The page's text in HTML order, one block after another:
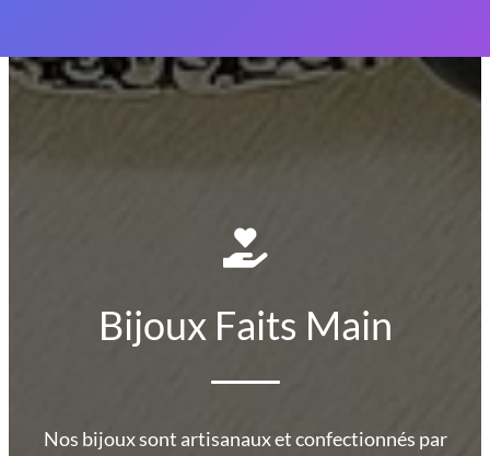
Bijoux Faits Main
Nos bijoux sont artisanaux et confectionnés par